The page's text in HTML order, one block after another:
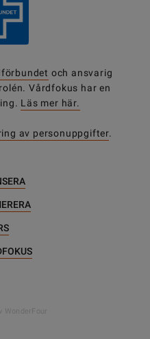
och ansvarig
Vårdfokus har en
Läs mer här.
av personuppgifter.
WonderFour